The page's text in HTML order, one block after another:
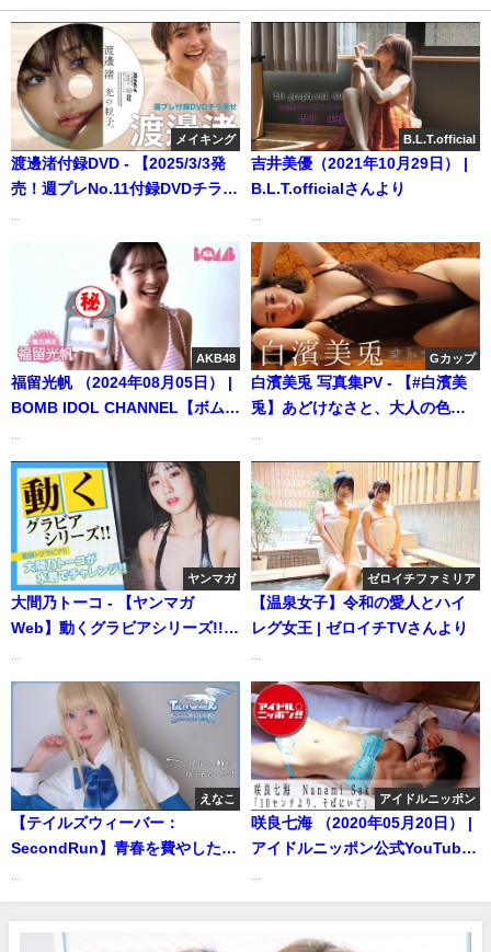
メイキング
渡邊渚付録DVD - 【2025/3/3発
売！週プレNo.11付録DVDチラ見
02月28日） | 週プレ
Channel【集英社 週刊プレイボ
ーイ公式】さんより
B.L.T.official
吉井美優（2021年10月29日） |
B.L.T.officialさんより
AKB48
福留光帆 （2024年08月05日） |
BOMB IDOL CHANNEL【ボム編
Gカップ
白濱美兎 写真集PV - 【#白濱美
兎】あどけなさと、大人の色香
『オトナ未満。』好評発売
中！ Miu Shirahama (Nov 13,
2025) | 週プレChannel【集英社
週刊プレイボーイ公式】さんよ
り
ヤンマガ
大間乃トーコ - 【ヤンマガ
Web】動くグラビアシリーズ!!
ンドチャレンジ④（2021年02月
24日） | 講談社ヤンマガchさん
ゼロイチファミリア
【温泉女子】令和の愛人とハイ
レグ女王 | ゼロイチTVさんより
えなこ
【テイルズウィーバー：
SecondRun】青春を費やしたゲ
アイドルニッポン
咲良七海 （2020年05月20日） |
アイドルニッポン公式YouTube